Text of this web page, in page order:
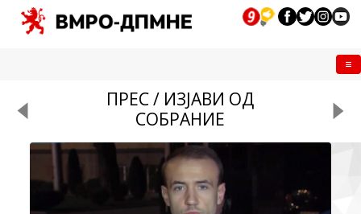
ПРЕС / ИЗЈАВИ ОД
СОБРАНИЕ